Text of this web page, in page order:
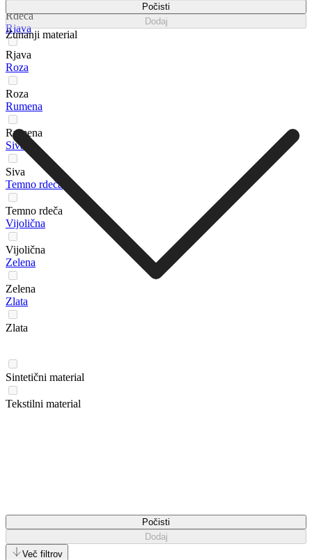
Rdeča
Rjava
Rjava
Roza
Roza
Rumena
Rumena
Siva
Siva
Temno rdeča
Temno rdeča
Vijolična
Vijolična
Zelena
Zelena
Zlata
Zlata
Počisti
Dodaj
Zunanji material
Sintetični material
Tekstilni material
Počisti
Dodaj
Več filtrov